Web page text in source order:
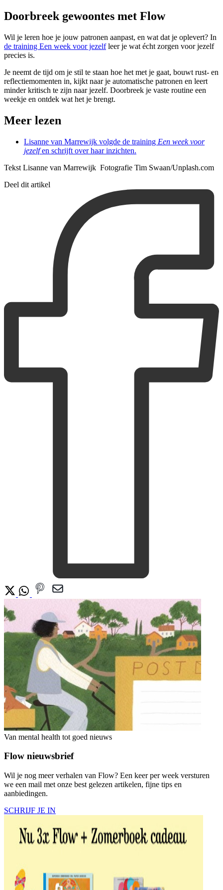
Doorbreek gewoontes met Flow
Wil je leren hoe je jouw patronen aanpast, en wat dat je oplevert? In
de training Een week voor jezelfleer je wat écht zorgen voor jezelf
precies is.
Je neemt de tijd om je stil te staan hoe het met je gaat, bouwt rust- en
reflectiemomenten in, kijkt naar je automatische patronen en leert
minder kritisch te zijn naar jezelf. Doorbreek je vaste routine een
weekje en ontdek wat het je brengt.
Meer lezen
Lisanne van Marrewijk volgde de training Een week voor
jezelfen schrijft over haar inzichten.
Tekst Lisanne van Marrewijk Fotografie Tim Swaan/Unplash.com
Deel dit artikel
Van mental health tot goed nieuws
Flow nieuwsbrief
Wil je nog meer verhalen van Flow? Een keer per week versturen
we een mail met onze best gelezen artikelen, fijne tips en
aanbiedingen.
SCHRIJF JE IN